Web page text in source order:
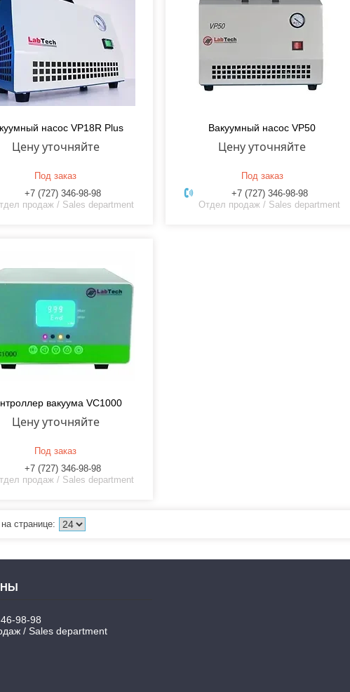
насос VP18R Plus
Цену уточняйте
Под заказ
+7 (727) 346-98-98
продаж / Sales department
Вакуумный насос VP50
Цену уточняйте
Под заказ
+7 (727) 346-98-98
Отдел продаж / Sales department
вакуума VC1000
Цену уточняйте
Под заказ
+7 (727) 346-98-98
продаж / Sales department
98-98
/ Sales department